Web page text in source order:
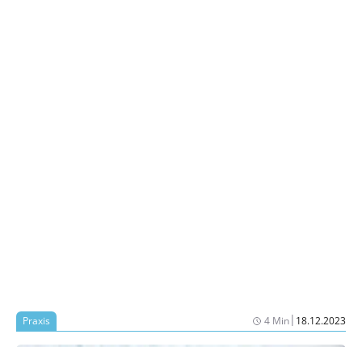
Praxis 4 Min| 18.12.2023